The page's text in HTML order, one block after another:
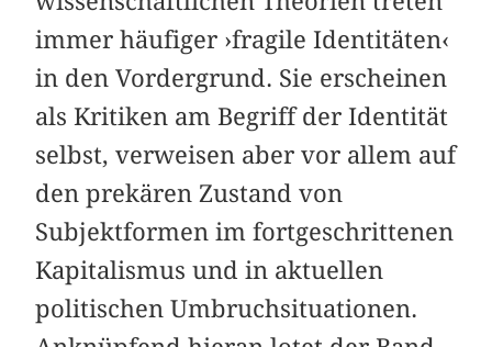
immer häufiger ›fragile Identitäten‹
in den Vordergrund. Sie erscheinen
als Kritiken am Begriff der Identität
selbst, verweisen aber vor allem auf
den prekären Zustand von
Subjektformen im fortgeschrittenen
Kapitalismus und in aktuellen
politischen Umbruchsituationen.